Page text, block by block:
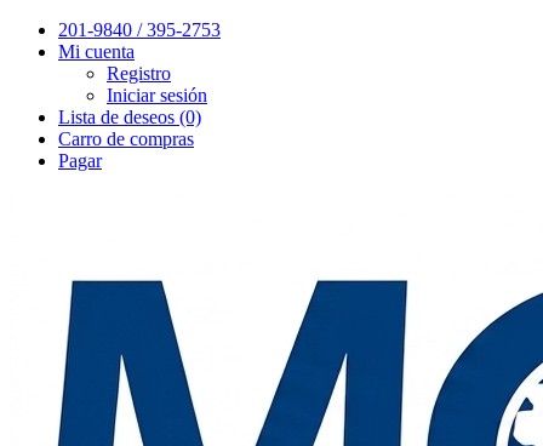
201-9840 / 395-2753
Mi cuenta
Registro
Iniciar sesión
Lista de deseos (0)
Carro de compras
Pagar